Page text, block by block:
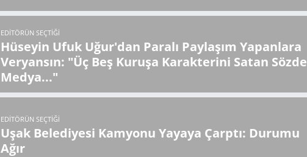
EDITÖRÜN SEÇTIĞI
Hüseyin Ufuk Uğur'dan Paralı Paylaşım Yapanlara
Veryansın: "Üç Beş Kuruşa Karakterini Satan Sözde
Medya..."
EDITÖRÜN SEÇTIĞI
Uşak Belediyesi Kamyonu Yayaya Çarptı: Durumu
Ağır